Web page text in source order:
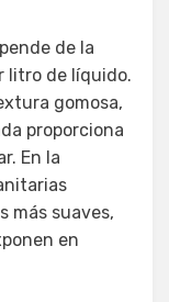
de la
litro de líquido.
gomosa,
proporciona
En la
más suaves,
en